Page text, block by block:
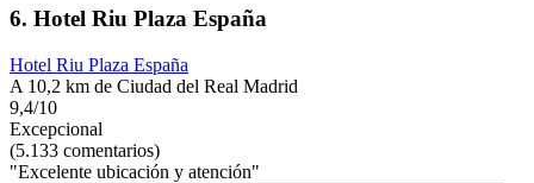
6. Hotel Riu Plaza España
Hotel Riu Plaza España
A 10,2 km de Ciudad del Real Madrid
9,4/10
Excepcional
(5.133 comentarios)
"Excelente ubicación y atención"